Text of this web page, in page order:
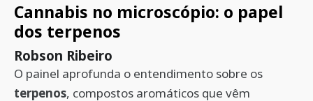
Cannabis no microscópio: o papel
dos terpenos
Robson Ribeiro
O painel aprofunda o entendimento sobre os
terpenos, compostos aromáticos que vêm